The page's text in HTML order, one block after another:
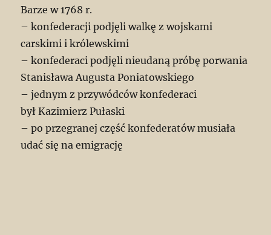
Barze w 1768 r.
– konfederacji podjęli walkę z wojskami
carskimi i królewskimi
– konfederaci podjęli nieudaną próbę porwania
Stanisława Augusta Poniatowskiego
– jednym z przywódców konfederaci
był Kazimierz Pułaski
– po przegranej część konfederatów musiała
udać się na emigrację